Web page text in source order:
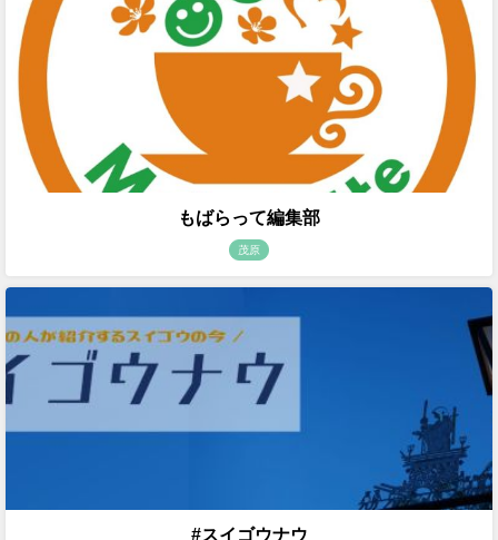
もばらって編集部
茂原
#スイゴウナウ